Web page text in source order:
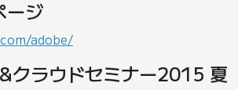
ージ
adobe/
クラウドセミナー2015 夏